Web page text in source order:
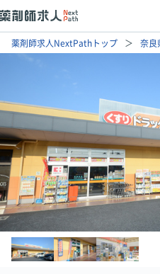
薬剤師求人NextPathトップ 奈良